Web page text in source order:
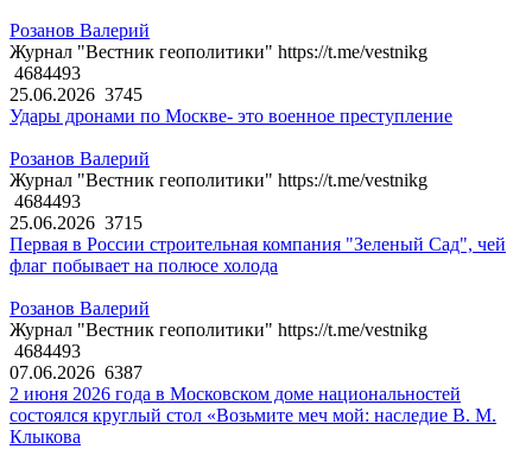
Розанов Валерий
Журнал "Вестник геополитики" https://t.me/vestnikg
4684493
25.06.2026 3745
Удары дронами по Москве- это военное преступление
Розанов Валерий
Журнал "Вестник геополитики" https://t.me/vestnikg
4684493
25.06.2026 3715
Первая в России строительная компания "Зеленый Сад", чей
флаг побывает на полюсе холода
Розанов Валерий
Журнал "Вестник геополитики" https://t.me/vestnikg
4684493
07.06.2026 6387
2 июня 2026 года в Московском доме национальностей
состоялся круглый стол «Возьмите меч мой: наследие В. М.
Клыкова